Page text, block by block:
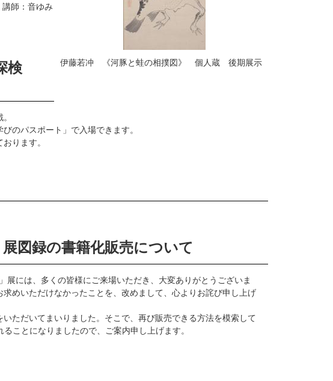
伊藤若冲 《河豚と蛙の相撲図》 個人蔵 後期展示
師：音ゆみ
検
のパスポート」で入場できます。
ります。
図録の書籍化販売について
には、多くの皆様にご来場いただき、大変ありがとうございま
めいただけなかったことを、改めまして、心よりお詫び申し上げ
ただいてまいりました。そこで、再び販売できる方法を模索して
ることになりましたので、ご案内申し上げます。